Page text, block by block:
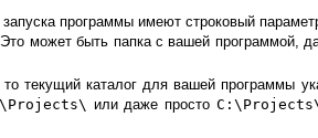
программы имеют строковый
может быть папка с вашей программой,
каталог для вашей программы
или даже просто